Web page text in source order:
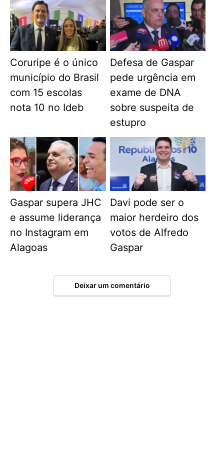
Coruripe é o único
município do Brasil
com 15 escolas
nota 10 no Ideb
Defesa de Gaspar
pede urgência em
exame de DNA
sobre suspeita de
estupro
Gaspar supera JHC
e assume liderança
no Instagram em
Alagoas
Davi pode ser o
maior herdeiro dos
votos de Alfredo
Gaspar
Deixar um comentário